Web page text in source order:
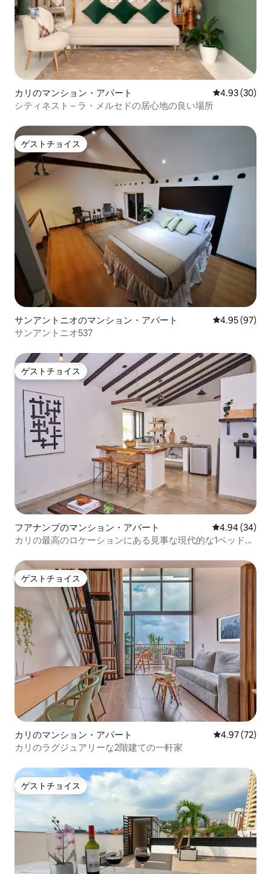
カリのマンション・アパート レビュー30
4.93 (30)
シティネスト – ラ・メルセドの居心地の良い場所
ゲストチョイス
ゲストチョイス
サンアントニオのマンション・アパート レビュー97
4.95 (97)
サンアントニオ537
ゲストチョイス
ゲストチョイス
フアナンブのマンション・アパート レビュー34
4.94 (34)
カリの最高のロケーションにある見事な現代的な1ベッドル
ゲストチョイス
ゲストチョイス
カリのマンション・アパート レビュー72
4.97 (72)
カリのラグジュアリーな2階建ての一軒家
ゲストチョイス
ゲストチョイス